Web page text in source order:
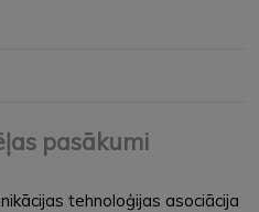
pasākumi
tehnoloģijas asociācija